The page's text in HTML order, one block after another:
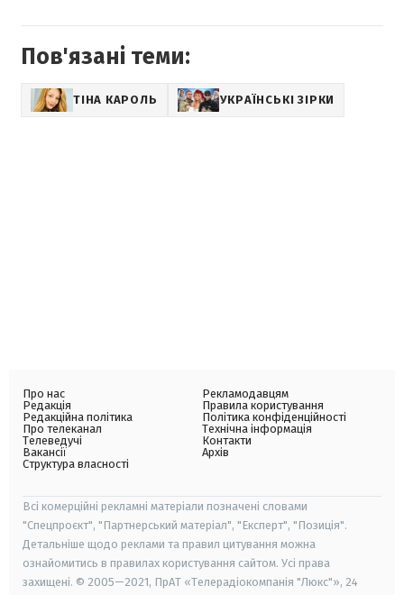
Пов'язані теми:
ТІНА КАРОЛЬ УКРАЇНСЬКІ ЗІРКИ
Про нас
Редакція
Редакційна політика
Про телеканал
Телеведучі
Вакансії
Структура власності
Рекламодавцям
Правила користування
Політика конфіденційності
Технічна інформація
Контакти
Архів
Всі комерційні рекламні матеріали позначені словами
"Спецпроєкт", "Партнерський матеріал", "Експерт", "Позиція".
Детальніше щодо реклами та правил цитування можна
ознайомитись в правилах користування сайтом. Усі права
захищені. © 2005—2021, ПрАТ «Телерадіокомпанія "Люкс"», 24